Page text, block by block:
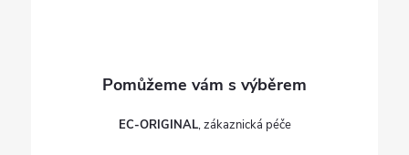
EC-ORIGINAL